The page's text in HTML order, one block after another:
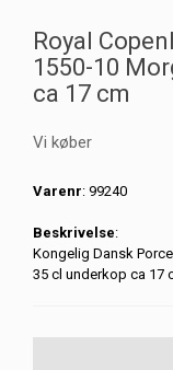
Royal
1550-10
ca 17 cm
Vi køber
Varenr: 99240
Beskrivelse:
Kongelig Dansk
35 cl underkop ca 17